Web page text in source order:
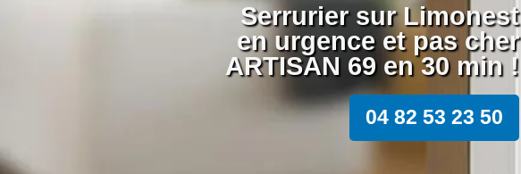
Serrurier sur Limonest
en urgence et pas cher
ARTISAN 69 en 30 min !
04 82 53 23 50